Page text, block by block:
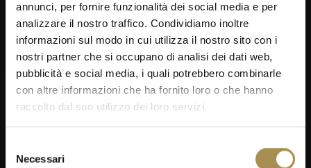
annunci, per fornire funzionalità dei social media e per
analizzare il nostro traffico. Condividiamo inoltre
informazioni sul modo in cui utilizza il nostro sito con i
nostri partner che si occupano di analisi dei dati web,
pubblicità e social media, i quali potrebbero combinarle
con altre informazioni che ha fornito loro o che hanno
raccolto dal suo utilizzo dei loro servizi.
delNecessari